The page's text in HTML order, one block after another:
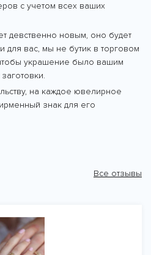
с учетом всех ваших
девственно новым, оно будет
для вас, мы не бутик в торговом
украшение было вашим
на каждое ювелирное
знак для его
Все отзывы